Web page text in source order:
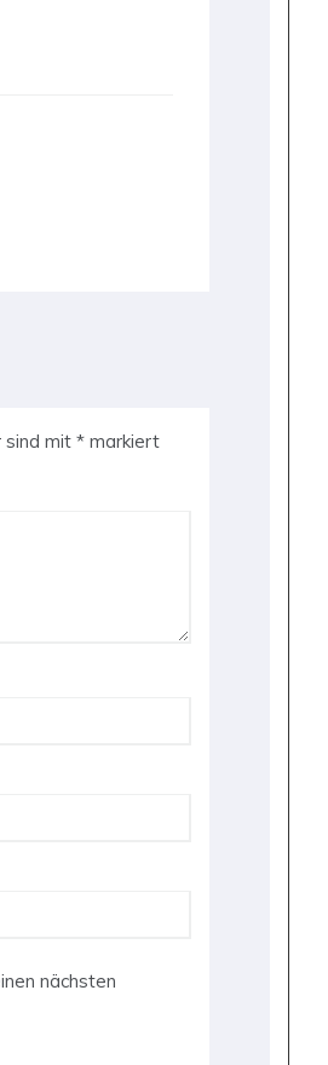
sind mit * markiert
nächsten